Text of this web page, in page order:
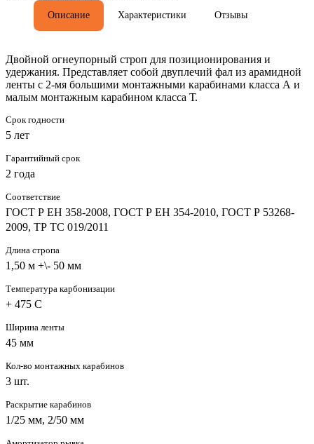
Описание Характеристики Отзывы
Двойной огнеупорный строп для позиционирования и
удержания. Представляет собой двуплечий фал из арамидной
ленты с 2-мя большими монтажными карабинами класса А и
малым монтажным карабином класса Т.
Срок годности
5 лет
Гарантийный срок
2 года
Соответствие
ГОСТ Р ЕН 358-2008, ГОСТ Р ЕН 354-2010, ГОСТ Р 53268-
2009, ТР ТС 019/2011
Длина стропа
1,50 м +\- 50 мм
Температура карбонизации
+ 475 С
Ширина ленты
45 мм
Кол-во монтажных карабинов
3 шт.
Раскрытие карабинов
1/25 мм, 2/50 мм